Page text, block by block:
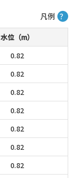
凡例 ？
水位（m）
0.82
0.82
0.82
0.82
0.82
0.82
0.82